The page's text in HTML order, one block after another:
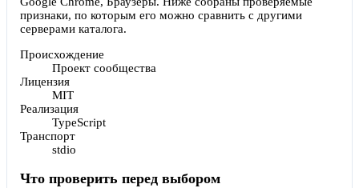
признаки, по которым его можно сравнить с другими
серверами каталога.
Происхождение
Проект сообщества
Лицензия
MIT
Реализация
TypeScript
Транспорт
stdio
Что проверить перед выбором